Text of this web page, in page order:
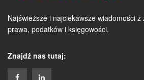
Najświeższe i najciekawsze wiadomości
prawa, podatków i księgowości.
Znajdź nas tutaj: